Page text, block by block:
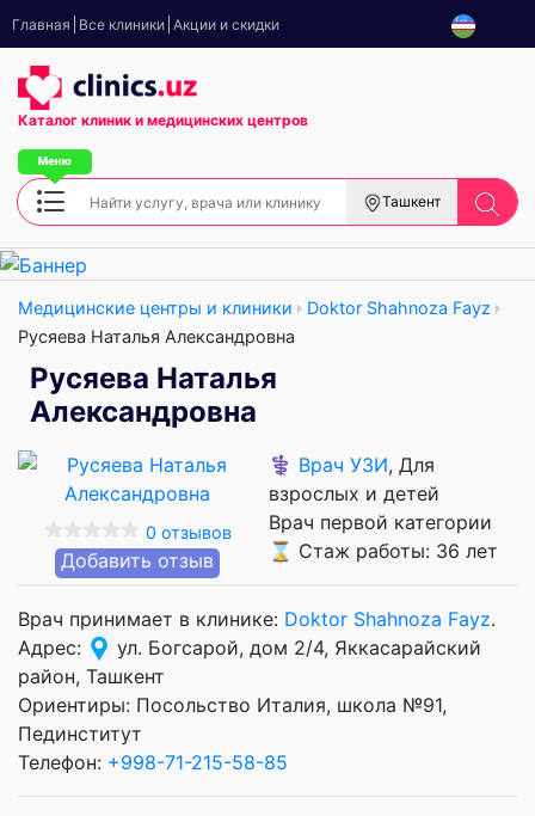
Главная Все клиники Акции и скидки
Каталог клиник и медицинских центров
Ташкент
Медицинские центры и клиники
Doktor Shahnoza Fayz
Русяева Наталья Александровна
Русяева Наталья
Александровна
0 отзывов
Добавить отзыв
⚕️ Врач УЗИ, Для
взрослых и детей
Врач первой категории
⌛ Стаж работы: 36 лет
Врач принимает в клинике: Doktor Shahnoza Fayz.
Адрес:
ул. Богсарой, дом 2/4, Яккасарайский
район, Ташкент
Ориентиры: Посольство Италия, школа №91,
Пединститут
Телефон: +998-71-215-58-85